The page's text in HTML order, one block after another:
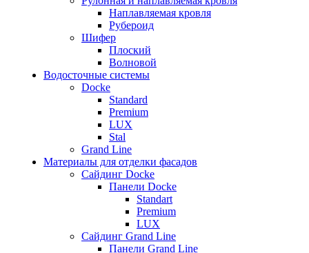
Наплавляемая кровля
Рубероид
Шифер
Плоский
Волновой
Водосточные системы
Docke
Standard
Premium
LUX
Stal
Grand Line
Материалы для отделки фасадов
Сайдинг Docke
Панели Docke
Standart
Premium
LUX
Сайдинг Grand Line
Панели Grand Line